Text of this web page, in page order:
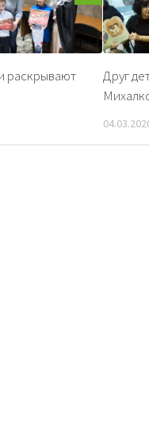
раскрывают
Друг